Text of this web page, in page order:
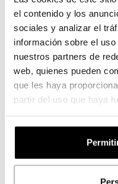
el contenido y los
sociales y analizar el
información sobre el
nuestros partners de
web, quienes pueden
que les haya
partir del uso que haya
Los
10/10/2019
La impresión
diseño con
elegidas y
que ayudarán a
empresa,